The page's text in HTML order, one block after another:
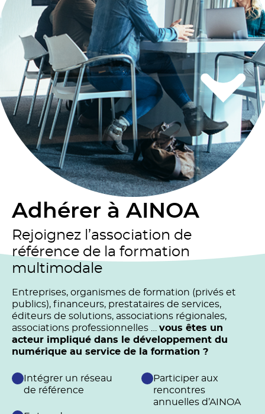
Adhérer à AINOA
Rejoignez l’association de
référence de la formation
multimodale
Entreprises, organismes de formation (privés et
publics), financeurs, prestataires de services,
éditeurs de solutions, associations régionales,
associations professionnelles … vous êtes un
acteur impliqué dans le développement du
numérique au service de la formation ?
Intégrer un réseau
de référence
Participer aux
rencontres
annuelles d’AINOA